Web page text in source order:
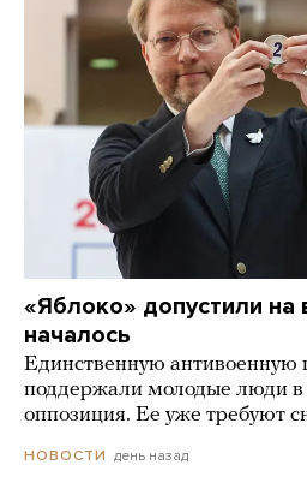
«Яблоко» допустили на
началось
Единственную антивоенную
поддержали молодые люди в
оппозиция. Ее уже требуют
НОВОСТИ день назад